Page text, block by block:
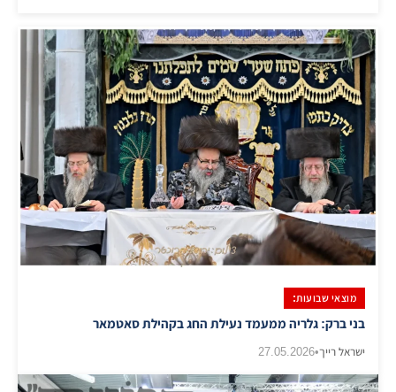
מוצאי שבועות:
בני ברק: גלריה ממעמד נעילת החג בקהילת סאטמאר
ישראל רייך•
27.05.2026